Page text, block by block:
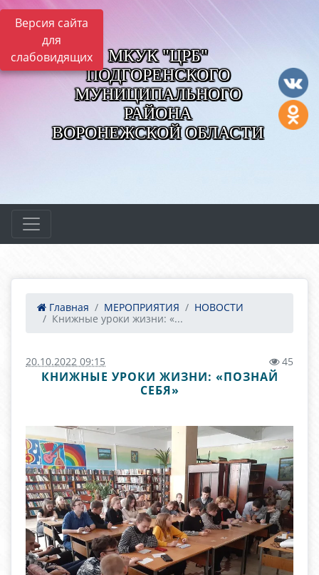
Версия сайта
для
слабовидящих
МКУК "ЦРБ"
ПОДГОРЕНСКОГО
МУНИЦИПАЛЬНОГО
РАЙОНА
ВОРОНЕЖСКОЙ ОБЛАСТИ
Главная МЕРОПРИЯТИЯ
НОВОСТИ
Книжные уроки жизни: «...
20.10.2022 09:15 45
КНИЖНЫЕ УРОКИ ЖИЗНИ: «ПОЗНАЙ
СЕБЯ»